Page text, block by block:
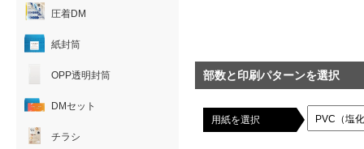
部数と印刷パターンを選択
用紙を選択
圧着DM
紙封筒
OPP透明封筒
DMセット
チラシ